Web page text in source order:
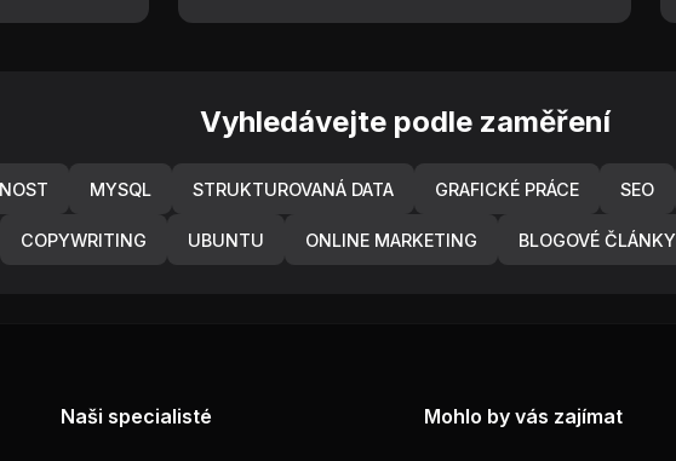
Vyhledávejte podle zaměření
MYSQL STRUKTUROVANÁ DATA GRAFICKÉ PRÁCE SEO
COPYWRITING UBUNTU ONLINE MARKETING BLOGOVÉ ČLÁNKY
Naši specialisté Mohlo by vás zajímat